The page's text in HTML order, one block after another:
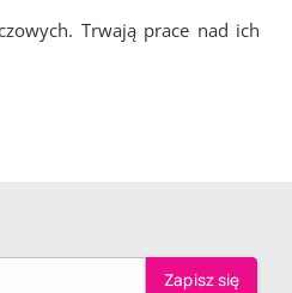
Trwają prace nad ich